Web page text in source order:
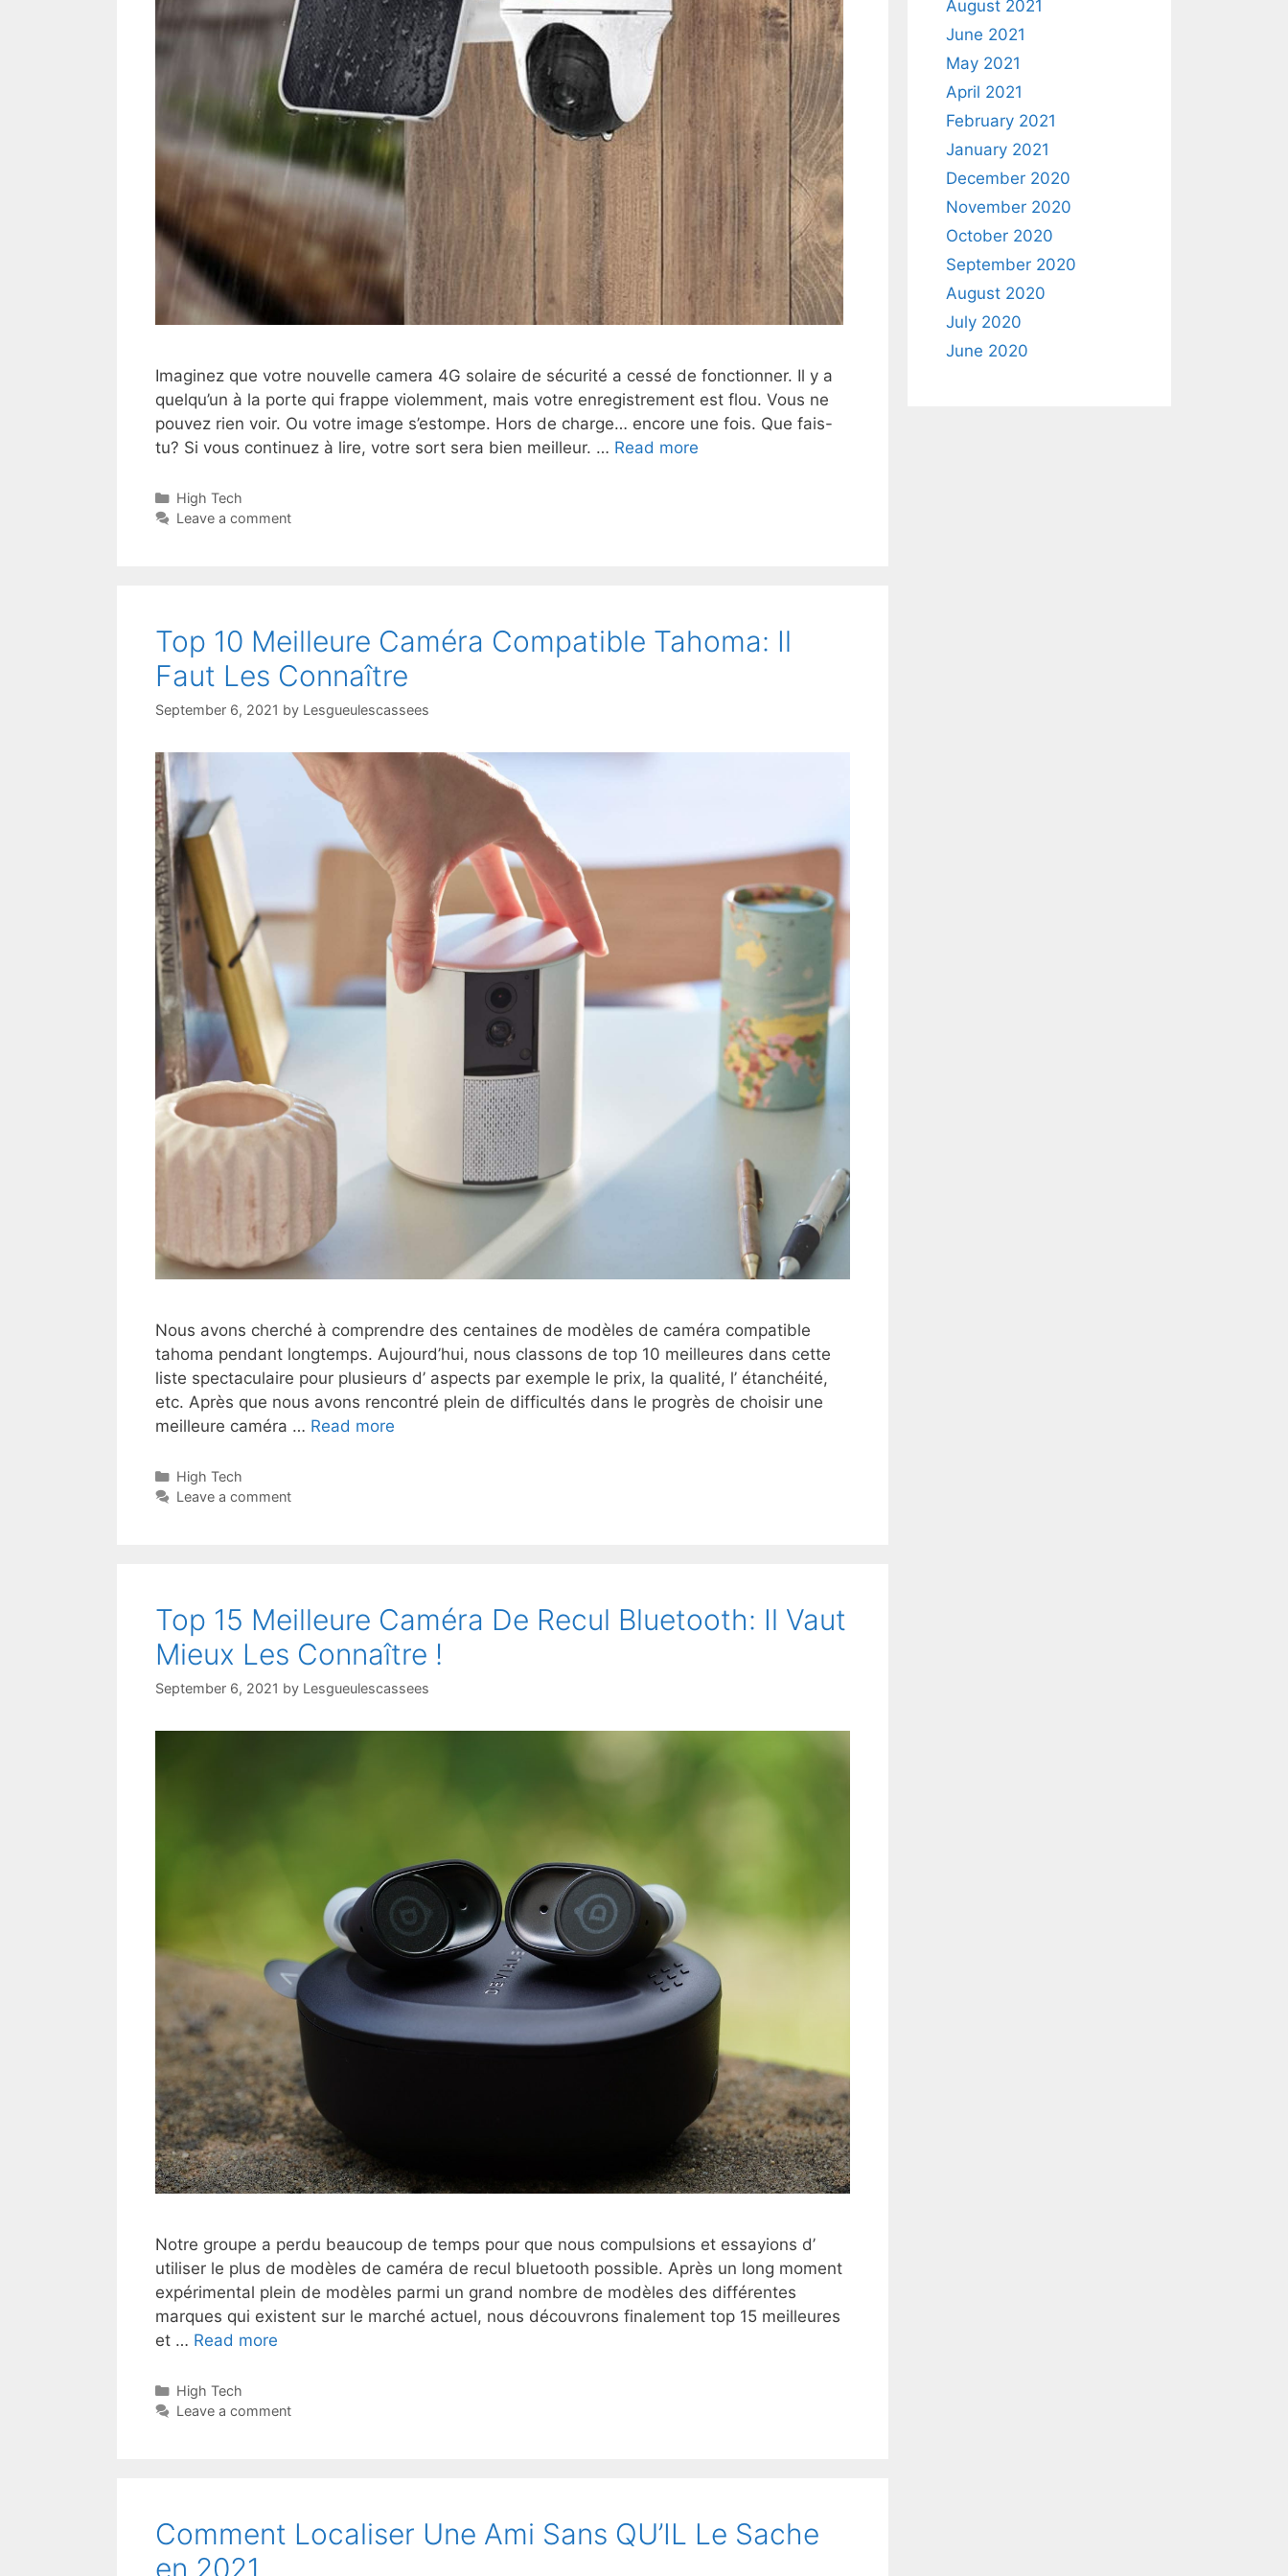
Imaginez que votre nouvelle camera 4G solaire de sécurité a cessé de fonctionner. Il y a
quelqu’un à la porte qui frappe violemment, mais votre enregistrement est flou. Vous ne
pouvez rien voir. Ou votre image s’estompe. Hors de charge… encore une fois. Que fais-
tu? Si vous continuez à lire, votre sort sera bien meilleur. … Read more
High Tech
Leave a comment
Top 10 Meilleure Caméra Compatible Tahoma: Il
Faut Les Connaître
September 6, 2021 by Lesgueulescassees
Nous avons cherché à comprendre des centaines de modèles de caméra compatible
tahoma pendant longtemps. Aujourd’hui, nous classons de top 10 meilleures dans cette
liste spectaculaire pour plusieurs d’ aspects par exemple le prix, la qualité, l’ étanchéité,
etc. Après que nous avons rencontré plein de difficultés dans le progrès de choisir une
meilleure caméra … Read more
High Tech
Leave a comment
Top 15 Meilleure Caméra De Recul Bluetooth: Il Vaut
Mieux Les Connaître !
September 6, 2021 by Lesgueulescassees
Notre groupe a perdu beaucoup de temps pour que nous compulsions et essayions d’
utiliser le plus de modèles de caméra de recul bluetooth possible. Après un long moment
expérimental plein de modèles parmi un grand nombre de modèles des différentes
marques qui existent sur le marché actuel, nous découvrons finalement top 15 meilleures
et … Read more
High Tech
Leave a comment
Comment Localiser Une Ami Sans QU’IL Le Sache
en 2021
August 2021
June 2021
May 2021
April 2021
February 2021
January 2021
December 2020
November 2020
October 2020
September 2020
August 2020
July 2020
June 2020